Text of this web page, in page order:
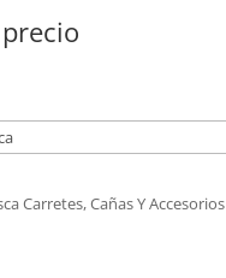
Carretes, Cañas Y Accesorios